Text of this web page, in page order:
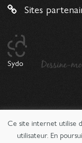
Sites
Sydo
© 2026 Copyright
Ce site internet utilise
utilisateur. En